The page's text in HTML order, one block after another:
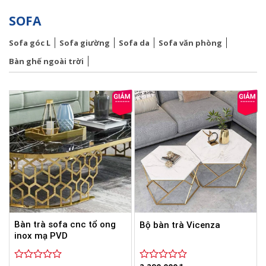
SOFA
Sofa góc L Sofa giường Sofa da
Sofa văn phòng
Bàn ghế ngoài trời
Bàn trà sofa cnc tổ ong
inox mạ PVD
Bộ bàn trà Vicenza